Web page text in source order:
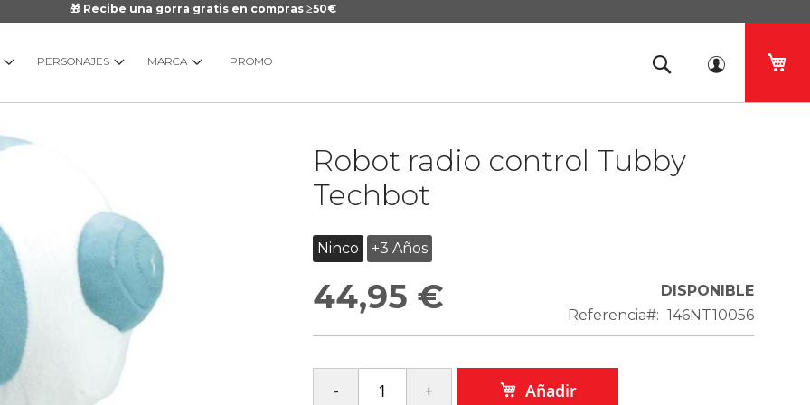
🎁 Recibe una gorra gratis en compras ≥50€
PERSONAJES MARCA PROMO
Robot radio control Tubby
Techbot
Ninco +3 Años
44,95 €
DISPONIBLE
Referencia
146NT10056
Añadir
galería
imágenes